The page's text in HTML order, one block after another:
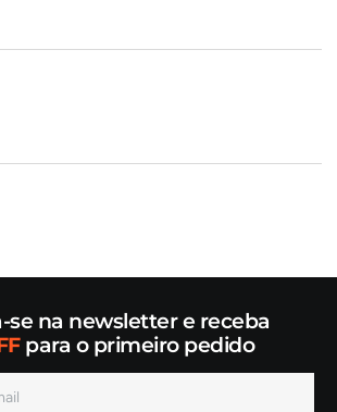
se na newsletter e receba
para o primeiro pedido